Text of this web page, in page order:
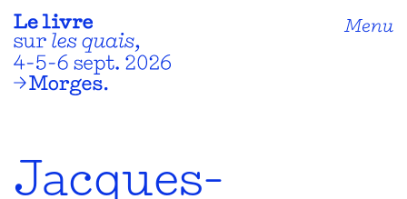
Menu
Jacques-